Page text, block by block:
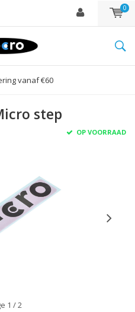
0
vanaf €60
step
OP VOORRAAD
1 / 2